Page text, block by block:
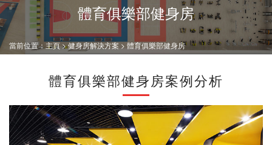
體育俱樂部健身房
當前位置：主頁>健身房解決方案>體育俱樂部健身房
體育俱樂部健身房案例分析